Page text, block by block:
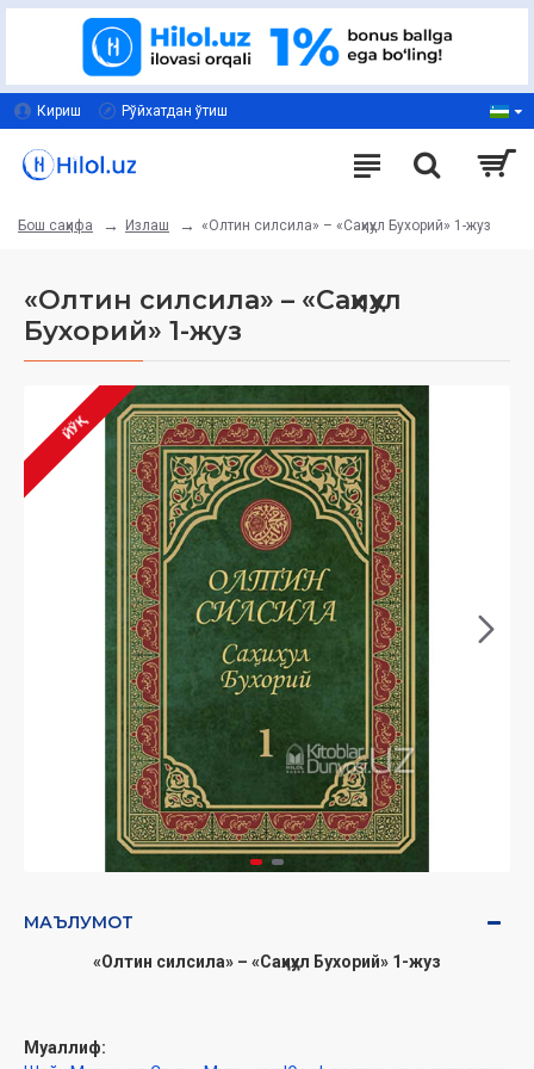
Кириш Рўйхатдан ўтиш
Бош саҳифа Излаш «Олтин силсила» – «Саҳиҳул Бухорий» 1-жуз
«Олтин силсила» – «Саҳиҳул
Бухорий» 1-жуз
ЙЎҚ
МАЪЛУМОТ
«Олтин силсила» – «Саҳиҳул Бухорий» 1-жуз
Муаллиф: